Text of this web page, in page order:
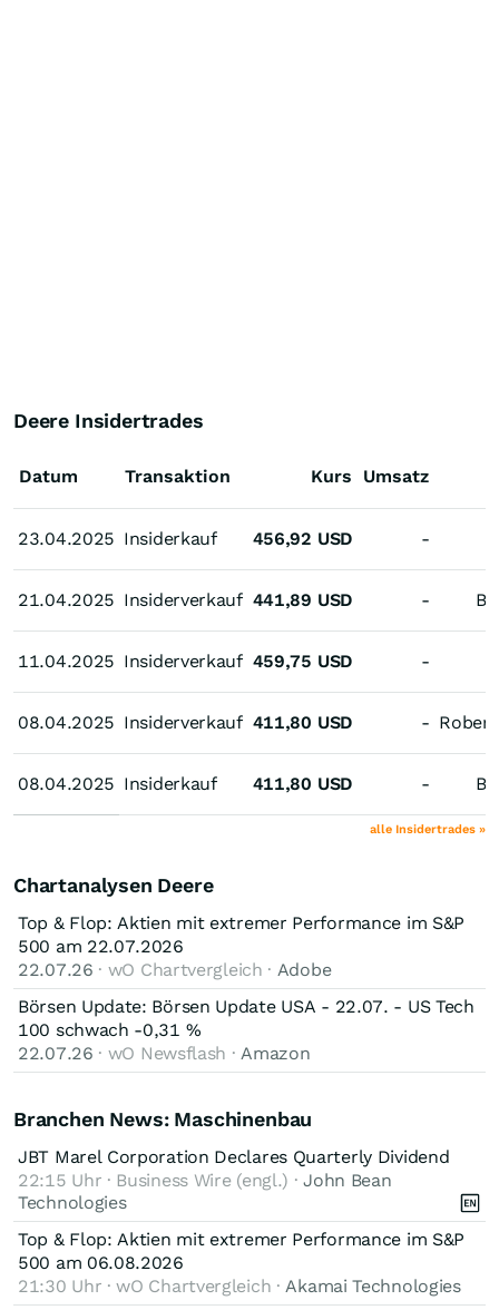
Deere Insidertrades
Datum
23.04.2025
21.04.2025
11.04.2025
08.04.2025
08.04.2025
Transaktion Kurs Umsatz
23.04.2025 Insiderkauf 456,92 USD -
21.04.2025 Insiderverkauf 441,89 USD -
11.04.2025 Insiderverkauf 459,75 USD -
08.04.2025 Insiderverkauf 411,80 USD -
08.04.2025 Insiderkauf 411,80 USD -
alle Insidertrades »
Chartanalysen Deere
Top & Flop: Aktien mit extremer Performance im S&P
500 am 22.07.2026
22.07.26 · wO Chartvergleich · Adobe
Börsen Update: Börsen Update USA - 22.07. - US Tech
100 schwach -0,31 %
22.07.26 · wO Newsflash · Amazon
Branchen News: Maschinenbau
JBT Marel Corporation Declares Quarterly Dividend
22:15 Uhr · Business Wire (engl.) ·John Bean
Technologies
Top & Flop: Aktien mit extremer Performance im S&P
500 am 06.08.2026
21:30 Uhr · wO Chartvergleich · Akamai Technologies